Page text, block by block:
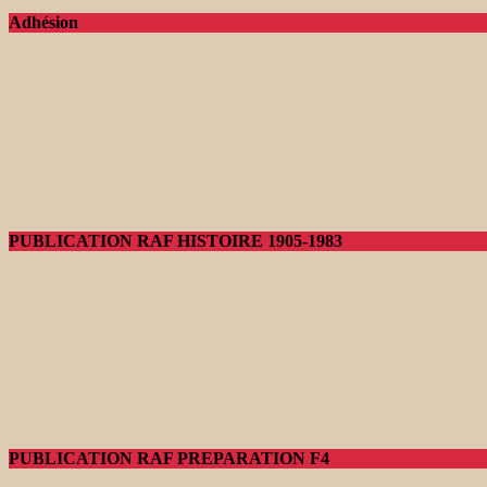
Adhésion
PUBLICATION RAF HISTOIRE 1905-1983
PUBLICATION RAF PREPARATION F4